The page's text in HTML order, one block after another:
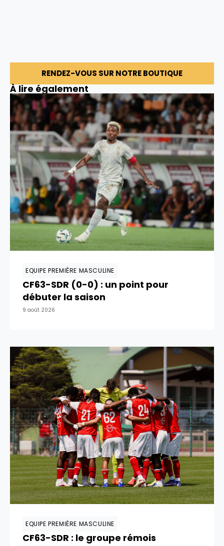
RENDEZ-VOUS SUR NOTRE BOUTIQUE
À lire également
EQUIPE PREMIÈRE MASCULINE
CF63-SDR (0-0) : un point pour
débuter la saison
9 août 2026
EQUIPE PREMIÈRE MASCULINE
CF63-SDR : le groupe rémois